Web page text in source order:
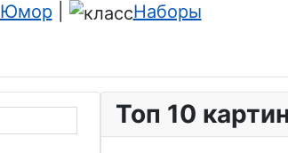
Юмор| Наборы
Топ 10